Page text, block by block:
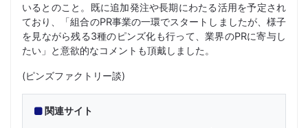
いるとのこと。既に追加発注や長期にわたる活用を予定され
ており、「組合のPR事業の一環でスタートしましたが、様子
を見ながら残る3種のピンズ化も行って、業界のPRに寄与し
たい」と意欲的なコメントも頂戴しました。
(ピンズファクトリー談)
関連サイト